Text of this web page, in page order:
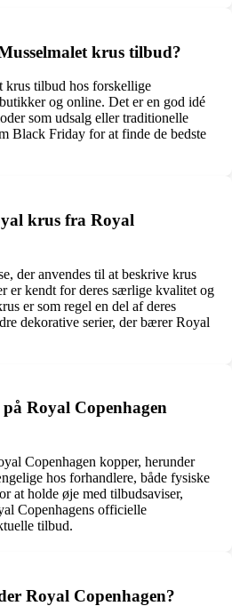
krus tilbud?
krus tilbud hos forskellige
og online. Det er en god idé
som udsalg eller traditionelle
Black Friday for at finde de bedste
krus fra Royal
der anvendes til at beskrive krus
er kendt for deres særlige kvalitet og
er som regel en del af deres
dekorative serier, der bærer Royal
Royal Copenhagen
Copenhagen kopper, herunder
hos forhandlere, både fysiske
at holde øje med tilbudsaviser,
Copenhagens officielle
tilbud.
Royal Copenhagen?